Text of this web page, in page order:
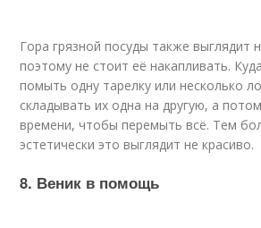
Гора грязной посуды также выглядит
поэтому не стоит её накапливать.
помыть одну тарелку или несколько
складывать их одна на другую, а
времени, чтобы перемыть всё. Тем
эстетически это выглядит не красиво.
8. Веник в помощь